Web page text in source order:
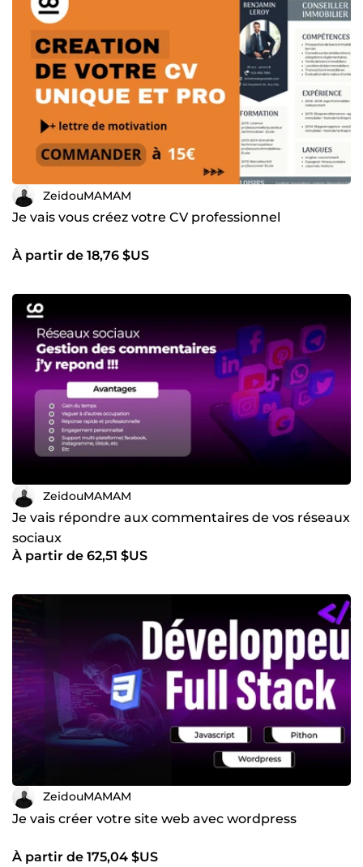
ZeidouMAMAM
Je vais vous créez votre CV professionnel
À partir de 18,76 $US
ZeidouMAMAM
Je vais répondre aux commentaires de vos réseaux
sociaux
À partir de 62,51 $US
ZeidouMAMAM
Je vais créer votre site web avec wordpress
À partir de 175,04 $US